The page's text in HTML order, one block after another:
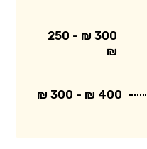
300 ₪ - 250
₪
400 ₪ - 300 ₪